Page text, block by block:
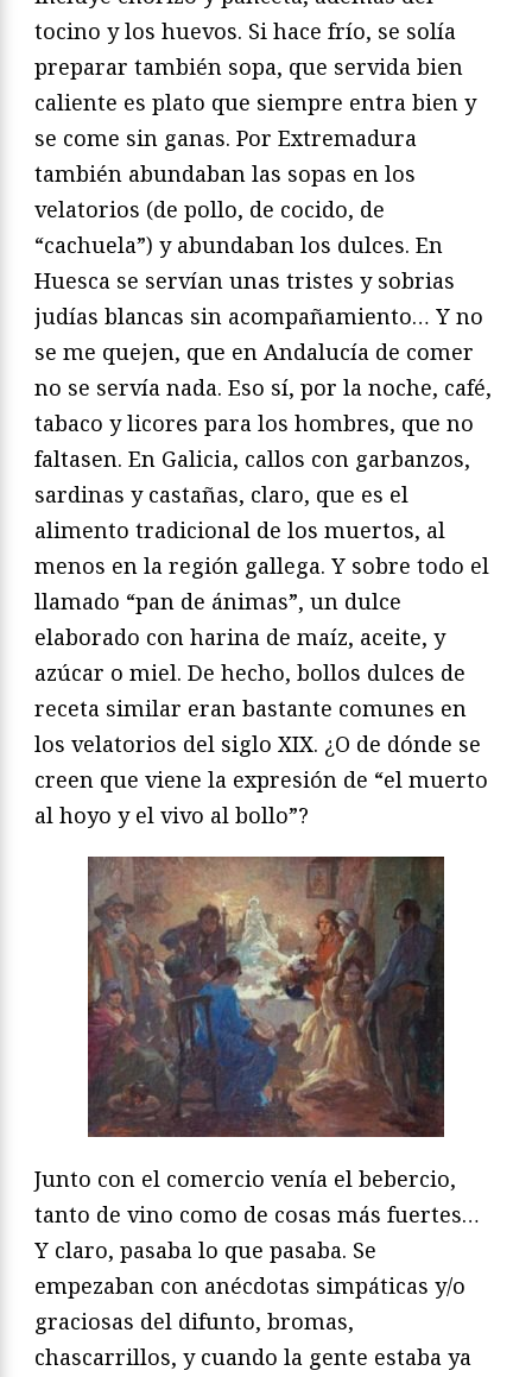
tocino y los huevos. Si hace frío, se solía
preparar también sopa, que servida bien
caliente es plato que siempre entra bien y
se come sin ganas. Por Extremadura
también abundaban las sopas en los
velatorios (de pollo, de cocido, de
“cachuela”) y abundaban los dulces. En
Huesca se servían unas tristes y sobrias
judías blancas sin acompañamiento… Y no
se me quejen, que en Andalucía de comer
no se servía nada. Eso sí, por la noche, café,
tabaco y licores para los hombres, que no
faltasen. En Galicia, callos con garbanzos,
sardinas y castañas, claro, que es el
alimento tradicional de los muertos, al
menos en la región gallega. Y sobre todo el
llamado “pan de ánimas”, un dulce
elaborado con harina de maíz, aceite, y
azúcar o miel. De hecho, bollos dulces de
receta similar eran bastante comunes en
los velatorios del siglo XIX. ¿O de dónde se
creen que viene la expresión de “el muerto
al hoyo y el vivo al bollo”?
Junto con el comercio venía el bebercio,
tanto de vino como de cosas más fuertes…
Y claro, pasaba lo que pasaba. Se
empezaban con anécdotas simpáticas y/o
graciosas del difunto, bromas,
chascarrillos, y cuando la gente estaba ya